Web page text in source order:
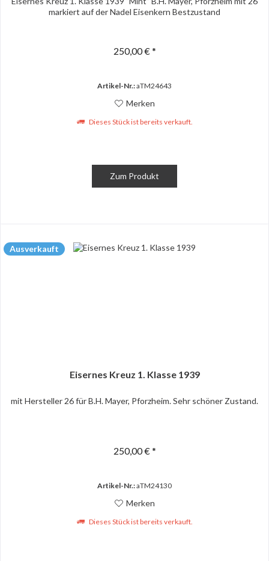
markiert auf der Nadel Eisenkern Bestzustand
250,00 € *
Artikel-Nr.:aTM24643
Merken
Dieses Stück ist bereits verkauft.
Zum Produkt
Ausverkauft
Eisernes Kreuz 1. Klasse 1939
mit Hersteller 26 für B.H. Mayer, Pforzheim. Sehr schöner Zustand.
250,00 € *
Artikel-Nr.:aTM24130
Merken
Dieses Stück ist bereits verkauft.